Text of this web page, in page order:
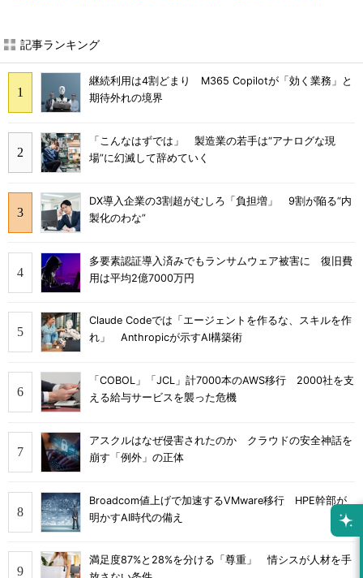
記事ランキング
継続利用は4割どまり M365 Copilotが「効く業務」と
期待外れの境界
「こんなはずでは」 製造業の若手は“アナログな現
場”に幻滅して辞めていく
DX導入企業の3割超がむしろ「負担増」 9割が陥る“内
製化のわな”
多要素認証導入済みでもランサムウェア被害に 復旧費
用は平均2億7000万円
Claude Codeでは「エージェントを作るな、スキルを作
れ」 Anthropicが示すAI構築術
「COBOL」「JCL」計7000本のAWS移行 2000社を支
える給与サービスを襲った危機
アスクルはなぜ侵害されたのか クラウドの安全神話を
崩す「例外」の正体
Broadcom値上げで加速するVMware移行 HPE幹部が
明かすAI時代の備え
満足度87%と28%を分ける「尊重」 情シスが人材を手